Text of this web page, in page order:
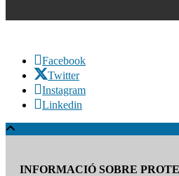
Facebook
Twitter
Instagram
Linkedin
INFORMACIÓ SOBRE